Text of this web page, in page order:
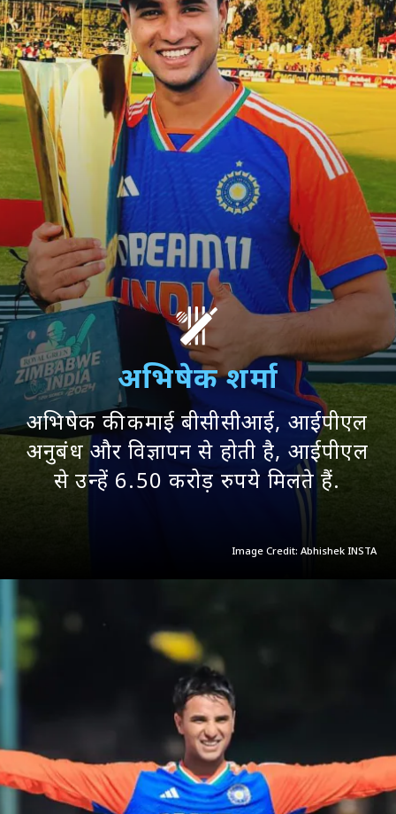
Image Credit: Abhishek INSTA
अभिषेक शर्मा
अभिषेक की कमाई बीसीसीआई, आईपीएल
अनुबंध और विज्ञापन से होती है, आईपीएल
से उन्हें 6.50 करोड़ रुपये मिलते हैं.